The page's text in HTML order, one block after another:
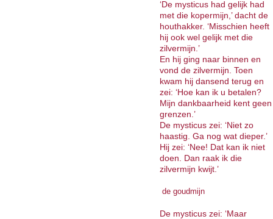
‘De mysticus had gelijk had
met die kopermijn,’ dacht de
houthakker. ‘Misschien heeft
hij ook wel gelijk met die
zilvermijn.’
En hij ging naar binnen en
vond de zilvermijn. Toen
kwam hij dansend terug en
zei: ‘Hoe kan ik u betalen?
Mijn dankbaarheid kent geen
grenzen.’
De mysticus zei: ‘Niet zo
haastig. Ga nog wat dieper.’
Hij zei: ‘Nee! Dat kan ik niet
doen. Dan raak ik die
zilvermijn kwijt.’
de goudmijn
De mysticus zei: ‘Maar